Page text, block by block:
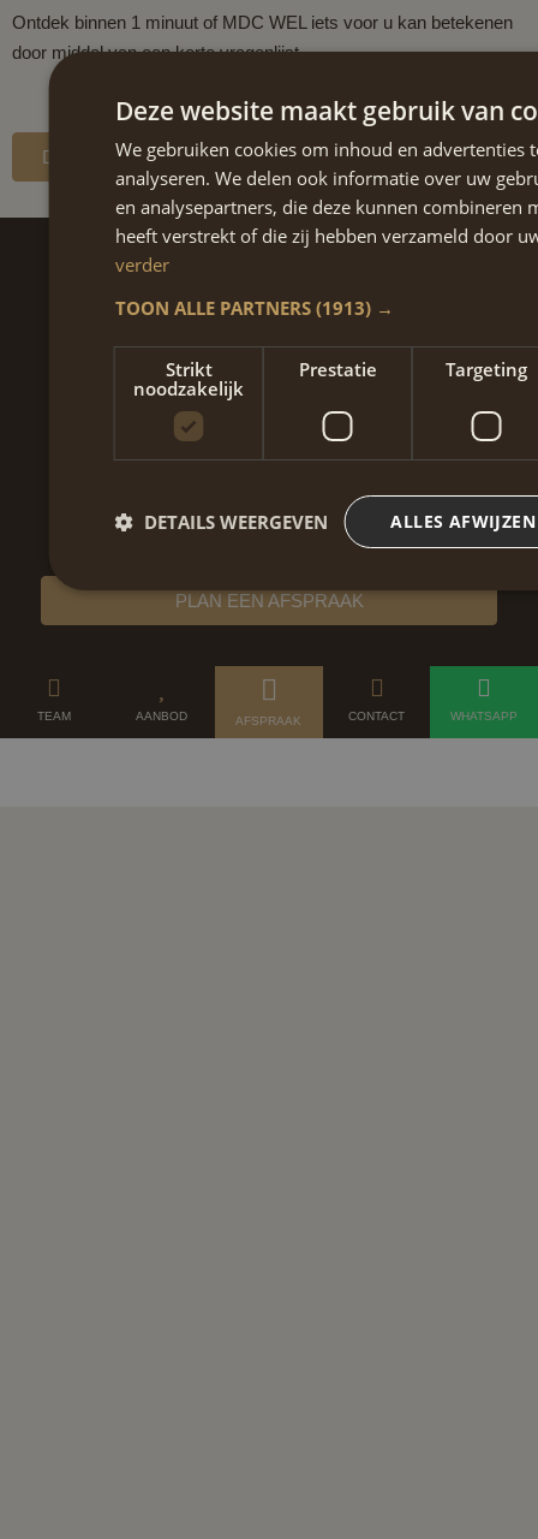
Ontdek binnen 1 minuut of MDC WEL iets voor u kan betekenen
door middel van een korte vragenlijst.
DOE DE TEST
+31 6 47 60 61 28
afspraak@mdcwel.nl
6224 KV Maastricht
PLAN EEN AFSPRAAK
TEAM AANBOD AFSPRAAK CONTACT WHATSAPP
Deze website maakt gebruik van
We gebruiken cookies om inhoud en advertenties
analyseren. We delen ook informatie over uw
en analysepartners, die deze kunnen combineren
heeft verstrekt of die zij hebben verzameld door
verder
TOON ALLE PARTNERS (1913) →
Strikt
noodzakelijk
Prestatie Targeting
ALLES AFWIJZEN
DETAILS WEERGEVEN